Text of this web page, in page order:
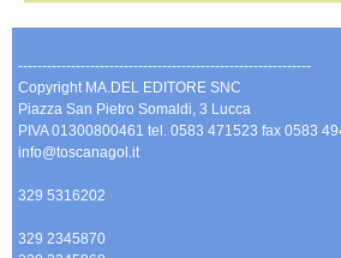
-------------------------------------------------------------
Copyright MA.DEL EDITORE SNC
Piazza San Pietro Somaldi, 3 Lucca
PIVA 01300800461 tel. 0583 471523 fax 0583
info@toscanagol.it
329 5316202
329 2345870